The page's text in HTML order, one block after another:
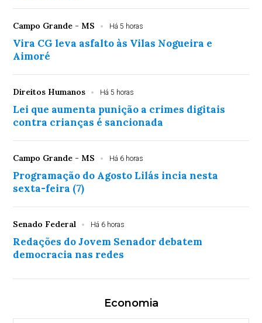
Campo Grande - MS Há 5 horas
Vira CG leva asfalto às Vilas Nogueira e
Aimoré
Direitos Humanos Há 5 horas
Lei que aumenta punição a crimes digitais
contra crianças é sancionada
Campo Grande - MS Há 6 horas
Programação do Agosto Lilás incia nesta
sexta-feira (7)
Senado Federal Há 6 horas
Redações do Jovem Senador debatem
democracia nas redes
Economia